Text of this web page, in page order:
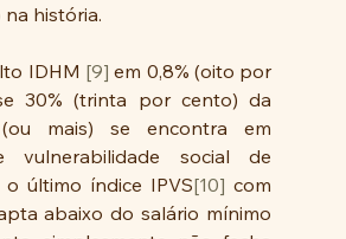
história.
IDHM [9] em 0,8% (oito por
30% (trinta por cento) da
mais) se encontra em
vulnerabilidade social de
último índice IPVS[10] com
abaixo do salário mínimo